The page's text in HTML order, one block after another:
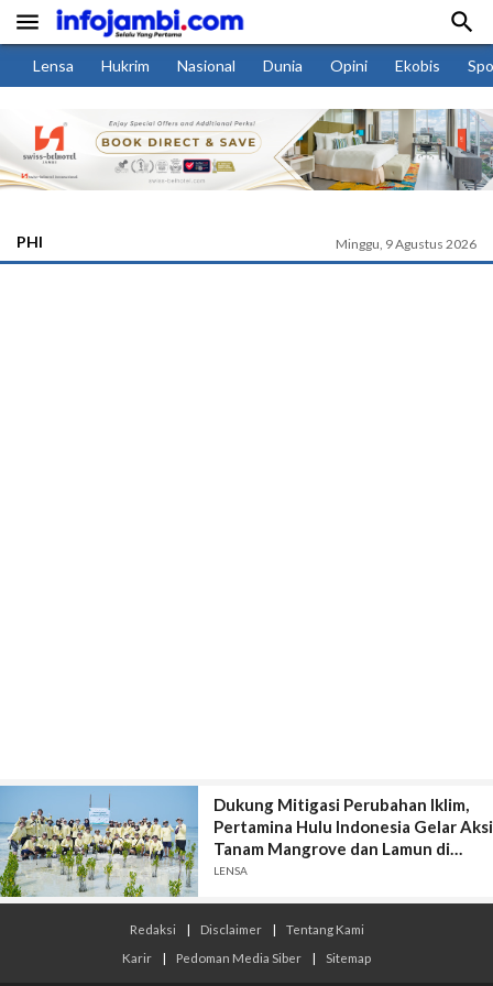
 
Lensa Hukrim Nasional Dunia Opini Ekobis
PHI Minggu, 9 Agustus 2026
Dukung Mitigasi Perubahan Iklim,
Pertamina Hulu Indonesia Gelar Aksi
Tanam Mangrove dan Lamun di
Kepulauan Seribu
LENSA
Redaksi | Disclaimer |
Tentang Kami
Karir
| Pedoman Media Siber | Sitemap